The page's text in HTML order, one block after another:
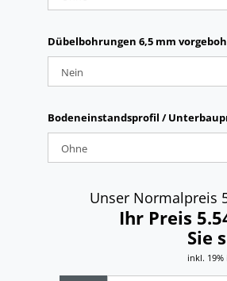
Dübelbohrungen 6,5 mm
Bodeneinstandsprofil /
Unser Normalpreis
Ihr Preis
Sie
inkl. 19%